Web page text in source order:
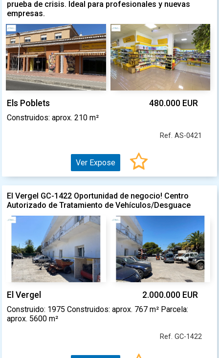
prueba de crisis. Ideal para profesionales y nuevas
empresas.
Els Poblets 480.000 EUR
Construidos: aprox. 210 m²
Ref. AS-0421
Ver Expose
El Vergel GC-1422 Oportunidad de negocio! Centro
Autorizado de Tratamiento de Vehículos/Desguace
El Vergel 2.000.000 EUR
Construido: 1975 Construidos: aprox. 767 m² Parcela:
aprox. 5600 m²
Ref. GC-1422